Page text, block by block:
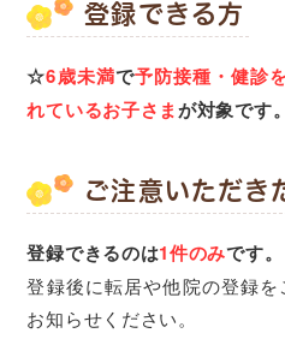
登録できる方
☆6歳未満で予防接種・健診
れているお子さまが対象です。
ご注意いただき
登録できるのは1件のみです。
登録後に転居や他院の登録
お知らせください。